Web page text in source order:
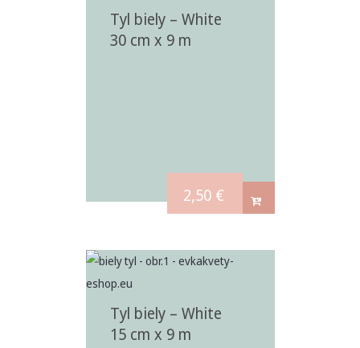
Tyl biely – White
30 cm x 9 m
2,50 €
Tyl biely – White
15 cm x 9 m